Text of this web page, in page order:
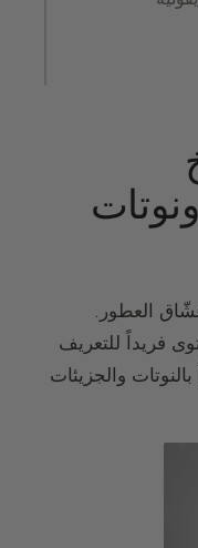
العطور.
فريداً للتعريف
والجزيئات